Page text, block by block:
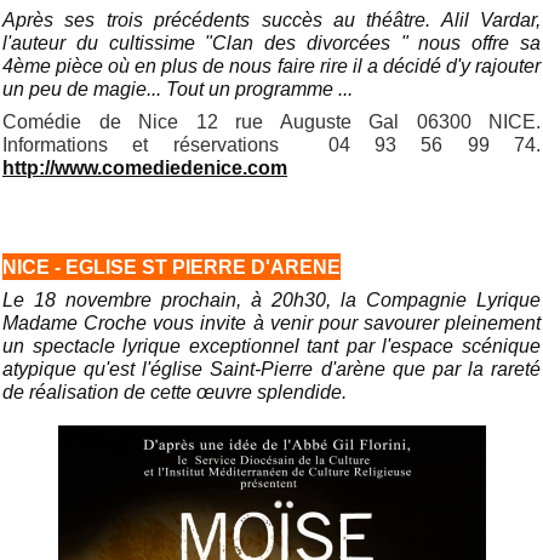
Après ses trois précédents succès au théâtre. Alil Vardar,
l'auteur du cultissime "Clan des divorcées " nous offre sa
4ème pièce où en plus de nous faire rire il a décidé d'y rajouter
un peu de magie... Tout un programme ...
Comédie de Nice 12 rue Auguste Gal 06300 NICE.
Informations et réservations 04 93 56 99 74.
http://www.comediedenice.com
NICE - EGLISE ST PIERRE D'ARENE
Le 18 novembre prochain, à 20h30, la Compagnie Lyrique
Madame Croche vous invite à venir pour savourer pleinement
un spectacle lyrique exceptionnel tant par l'espace scénique
atypique qu'est l'église Saint-Pierre d'arène que par la rareté
de réalisation de cette œuvre splendide.